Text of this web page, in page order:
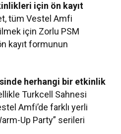
için ön kayıt
tüm Vestel Amfi
için Zorlu PSM
kayıt formunun
herhangi bir etkinlik
Turkcell Sahnesi
Amfi’de farklı yerli
Up Party” serileri